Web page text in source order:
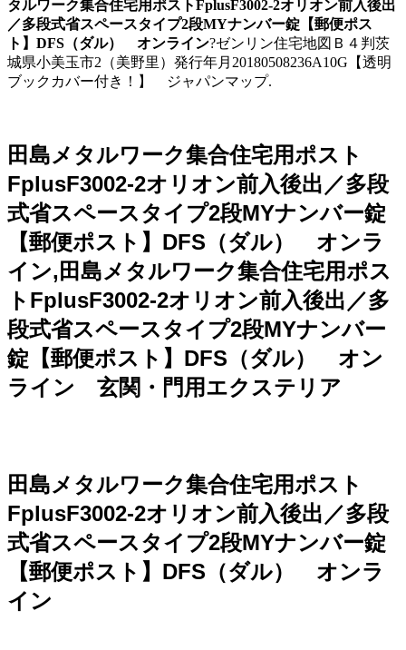
タルワーク集合住宅用ポストFplusF3002-2オリオン前入後出
／多段式省スペースタイプ2段MYナンバー錠【郵便ポス
ト】DFS（ダル） オンライン?ゼンリン住宅地図Ｂ４判茨
城県小美玉市2（美野里）発行年月20180508236A10G【透明
ブックカバー付き！】 ジャパンマップ.
田島メタルワーク集合住宅用ポスト
FplusF3002-2オリオン前入後出／多段
式省スペースタイプ2段MYナンバー錠
【郵便ポスト】DFS（ダル） オンラ
イン,田島メタルワーク集合住宅用ポス
トFplusF3002-2オリオン前入後出／多
段式省スペースタイプ2段MYナンバー
錠【郵便ポスト】DFS（ダル） オン
ライン 玄関・門用エクステリア
田島メタルワーク集合住宅用ポスト
FplusF3002-2オリオン前入後出／多段
式省スペースタイプ2段MYナンバー錠
【郵便ポスト】DFS（ダル） オンラ
イン